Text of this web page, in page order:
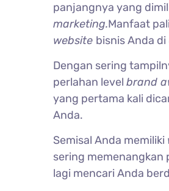
panjangnya yang
marketing.Manfaat
website bisnis Anda di
Dengan sering
perlahan level brand
yang pertama kali
Anda.
Semisal Anda memiliki
sering memenangkan
lagi mencari Anda